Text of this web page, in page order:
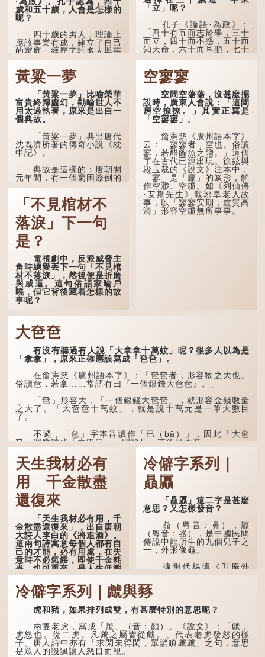
歲和五十歲，人會是怎樣的
呢？
四十歲的男人，理論上
應該事業有成，建立了自己
的家庭。經歷了許多人與事
之後，對事物有了自己的判
斷能力，不會輕易為表象所
迷惑。
孔子在《論語·子罕》
也說：「知者不惑，仁者不
憂，勇者不懼。」「知」與
智慧的「智」相通，四十歲
的男人應已累積足夠智慧，
不再對自己的人生感到困
惑、憂慮與恐懼。
「立」呢？
孔子《論語·為政》：
「吾十有五而志於學，三十
而立，四十而不惑，五十而
知天命，六十而耳順，七十
在古代，男子一般於二
十歲進行冠禮，冠禮完成後
便是成人，但由於未達壯
年，所以又稱「弱冠」。
《禮記·曲禮》明確記載：
「人生十年曰幼，學；二十
曰弱，冠；三十曰壯，有
室。」這說明三十歲在...
黃粱一夢
「黃粱一夢」比喻榮華
富貴終歸虛幻，勸喻世人不
用太過執著，原來是出自一
個典故。
「黃粱一夢」典出唐代
沈既濟所著的傳奇小說《枕
中記》。
典故是這樣的：唐朝開
元年間，有一個窮困潦倒的
遇到一位呂姓道士，兩人暢
談甚歡。
言談間，盧姓書生感慨
自己雖貴為讀書人，但一直
未能考取功名，仍然貧困，
感到十分落泊。於是，道士
拿出一個青瓷枕頭，讓...
「不見棺材不
落淚」下一句
是？
電視劇中，反派威脅主
角時總愛丟下一句「不見棺
材不落淚」，然後便是折磨
與威逼。這句俗語家喻戶
曉，但它背後藏着怎樣的故
事呢？
「不見棺材不落淚」的
原句，有說法是「不見棺材
不下淚」或「不見親棺不下
淚」，出自明朝蘭陵笑笑生
所著的《金瓶梅詞話》第九
十八回。原意是指人未親眼
感到悲傷；後來引申為比喻
人執迷不悟，不到徹底失
許多人對這上半句耳熟
能詳，但它其實還有下半句
空寥寥
空間空蕩蕩，沒甚麼擺
設時，廣東人會說：「這間
房空撩撩。」其實正寫是
「空寥寥」。
詹憲慈《廣州語本字》
云：「寥寥者，空也。俗讀
寥，若醋餾魚之餾。」這個
字在古代已經出現。徐鉉與
段玉裁的《說文》注本中，
「寥」是「廫」的篆形，解
作空渺、空虛。如《列仙傳
·安期先生》載琊阜老人故
事，以「寥寥安期，虛質高
清」形容空虛無所事事。
大夿夿
有沒有聽過有人說「大拿拿十萬蚊」呢？很多人以為是
「拿拿」，原來正確應該寫成「夿夿」。
在詹憲慈《廣州語本字》：「夿夿者，形容物之大也。
俗讀夿，若拿……常語有曰『一個銀錢大夿夿』。」
「夿」形容大，「一個銀錢大夿夿」，就形容金錢數量
之大了。「大夿夿十萬蚊」，就是說十萬元是一筆大數目
了。
不過，「夿」字本音讀作「巴（bā）」，因此「大夿
夿」理應讀成「大巴巴」。問題是，若依足本音，...
天生我材必有
用 千金散盡
還復來
「天生我材必有用，千
金散盡還復來」，出自唐朝
大詩人李白的《將進酒》。
這兩句詩寓意每個人都有自
己的才能，必有用處，在失
意時不必氣餒，即使千金耗
盡，也可重來，是人生低潮
時激勵向上的名句。
原詩寫道：「人生得意
須盡歡，莫使金樽空對月。
天生我材必有用，千金散盡
會須一飲三百杯。」意思是
說：上天給了我才能，必然
有用到的地方；即使千金散
去，也終會重新得到。
冷僻字系列｜
贔屭
「贔屭」這二字是甚麼
意思？又怎樣發音？
贔（粵音：鼻），屭
（粵音：器），是中國民間
傳說中龍所生的九個兒子之
一，外形像龜。
據明代楊慎《升庵外
集》記載，龍生九子的次序
排列為：贔屭、螭吻、蒲
牢、狴犴、饕餮、蚣蝮、睚
眥、狻猊、椒圖（此為其中
一種說法）。
龍九子外形與能力各有
不同，其中，贔屭原形像
龜，因為能負重，多作為碑
座，有「碑下龜...
冷僻字系列｜虤與豩
虎和豬，如果排列成雙，有甚麼特別的意思呢？
兩隻老虎，寫成「虤」（音：顏）。《說文》：「虤，
虎怒也。從二虎。凡虤之屬皆從虤。」代表老虎發怒的樣
子。唐人詩中亦有「求閑未得閑，眾誚瞋虤虤」之句，意思
是眾人的譏諷讓人怒目而視。